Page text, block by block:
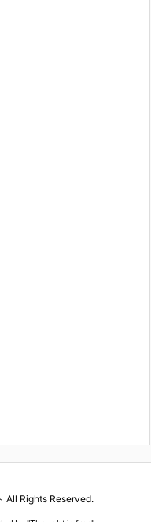
All Rights Reserved.